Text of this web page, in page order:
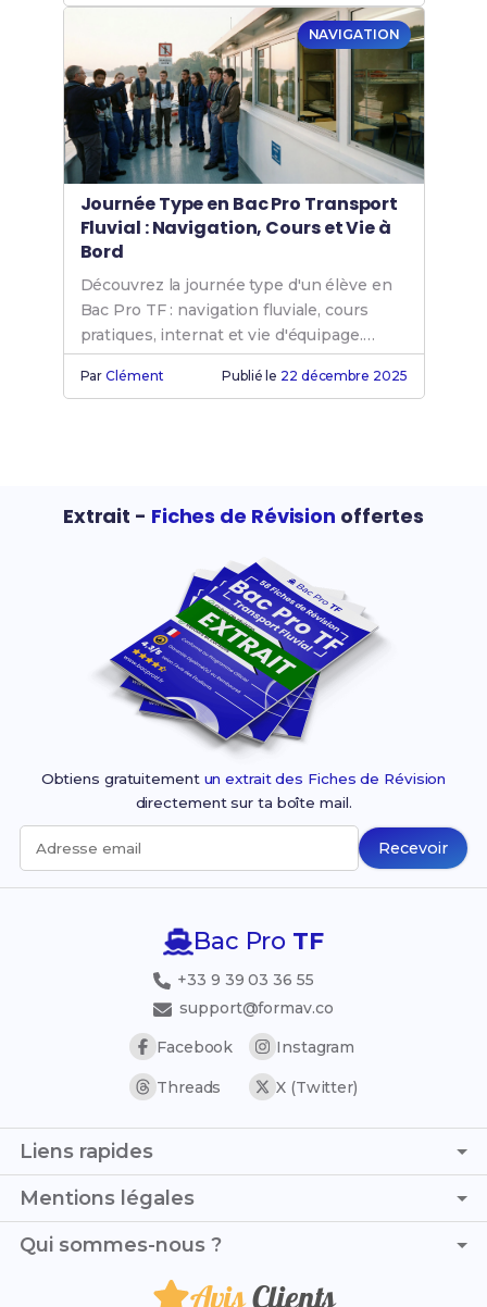
NAVIGATION
Journée Type en Bac Pro Transport
Fluvial : Navigation, Cours et Vie à
Bord
Découvrez la journée type d'un élève en
Bac Pro TF : navigation fluviale, cours
pratiques, internat et vie d'équipage.
Plongez dans le quotidien !
ParClément Publié le 22 décembre 2025
Extrait - Fiches de Révision offertes
Obtiens gratuitement un extrait des Fiches de Révision
directement sur ta boîte mail.
Adresse email Recevoir
Bac Pro TF
+33 9 39 03 36 55
support@formav.co
Facebook
Instagram
Threads X (Twitter)
Liens rapides
Page d'accueil
Simulateur de notes
Trouver son stage
Trouver son alternance
Mentions légales
C.G.V. - C.G.U.
Politique de remboursement
Qui sommes-nous ?
Je suis Nathan et, avec Lola, nous mettons toute notre
AvisClients